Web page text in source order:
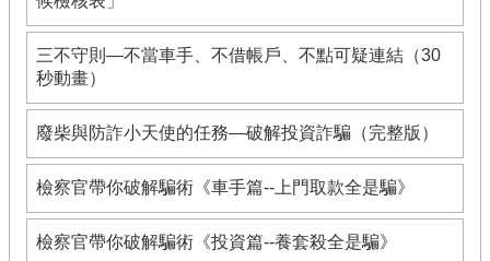
三不守則—不當車手、不借帳戶、不點可疑連結（30
秒動畫）
廢柴與防詐小天使的任務—破解投資詐騙（完整版）
檢察官帶你破解騙術《車手篇--上門取款全是騙》
檢察官帶你破解騙術《投資篇--養套殺全是騙》